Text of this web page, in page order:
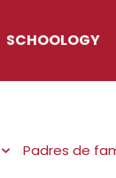
SCHOOLOGY
Padres de